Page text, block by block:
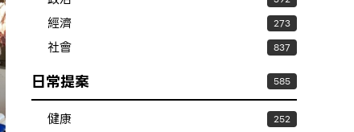
經濟 273
社會 837
日常提案 585
健康 252